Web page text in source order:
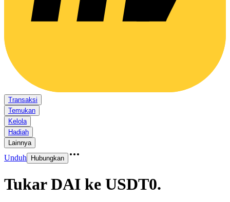
Transaksi
Temukan
Kelola
Hadiah
Lainnya
Unduh Hubungkan
Tukar DAI ke USDT0.